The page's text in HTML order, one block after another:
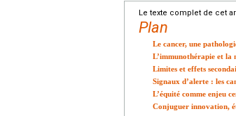
Le texte complet de cet
Plan
Le cancer, une
L’immunothérapie et la
Limites et effets
Signaux d’alerte : les
L’équité comme enjeu
Conjuguer innovation,